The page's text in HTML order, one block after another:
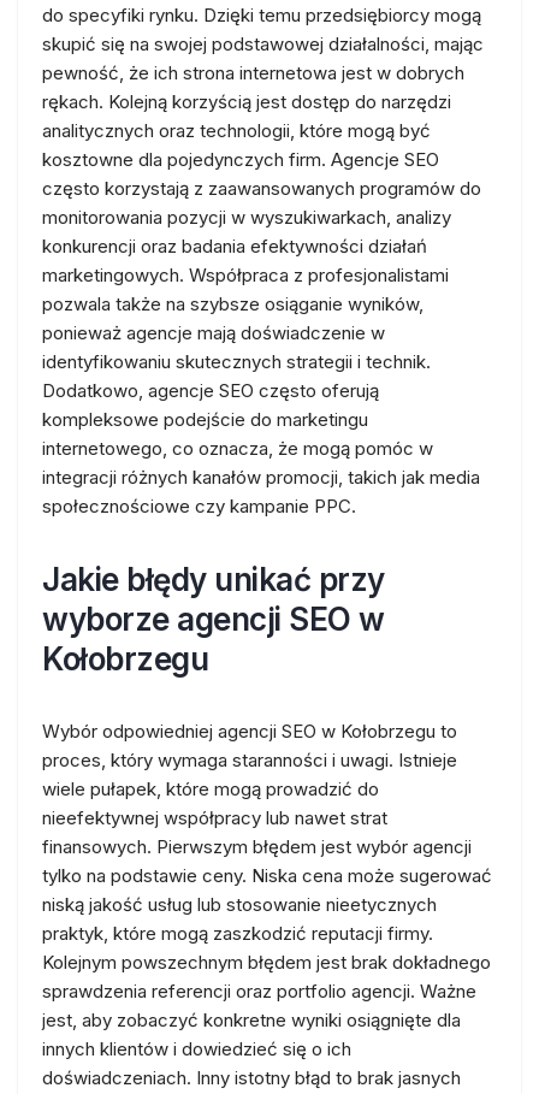
do specyfiki rynku. Dzięki temu przedsiębiorcy mogą
skupić się na swojej podstawowej działalności, mając
pewność, że ich strona internetowa jest w dobrych
rękach. Kolejną korzyścią jest dostęp do narzędzi
analitycznych oraz technologii, które mogą być
kosztowne dla pojedynczych firm. Agencje SEO
często korzystają z zaawansowanych programów do
monitorowania pozycji w wyszukiwarkach, analizy
konkurencji oraz badania efektywności działań
marketingowych. Współpraca z profesjonalistami
pozwala także na szybsze osiąganie wyników,
ponieważ agencje mają doświadczenie w
identyfikowaniu skutecznych strategii i technik.
Dodatkowo, agencje SEO często oferują
kompleksowe podejście do marketingu
internetowego, co oznacza, że mogą pomóc w
integracji różnych kanałów promocji, takich jak media
społecznościowe czy kampanie PPC.
Jakie błędy unikać przy
wyborze agencji SEO w
Kołobrzegu
Wybór odpowiedniej agencji SEO w Kołobrzegu to
proces, który wymaga staranności i uwagi. Istnieje
wiele pułapek, które mogą prowadzić do
nieefektywnej współpracy lub nawet strat
finansowych. Pierwszym błędem jest wybór agencji
tylko na podstawie ceny. Niska cena może sugerować
niską jakość usług lub stosowanie nieetycznych
praktyk, które mogą zaszkodzić reputacji firmy.
Kolejnym powszechnym błędem jest brak dokładnego
sprawdzenia referencji oraz portfolio agencji. Ważne
jest, aby zobaczyć konkretne wyniki osiągnięte dla
innych klientów i dowiedzieć się o ich
doświadczeniach. Inny istotny błąd to brak jasnych